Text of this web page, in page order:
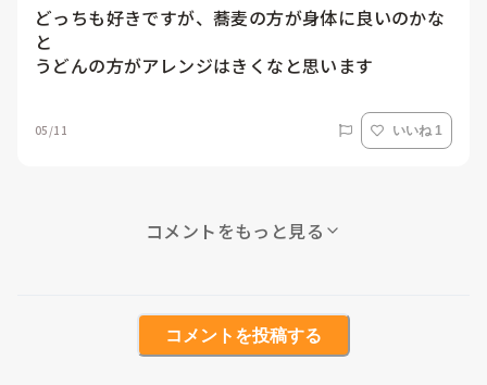
どっちも好きですが、蕎麦の方が身体に良いのかな
と
うどんの方がアレンジはきくなと思います
05/11 いいね 1
コメントをもっと見る
コメントを投稿する